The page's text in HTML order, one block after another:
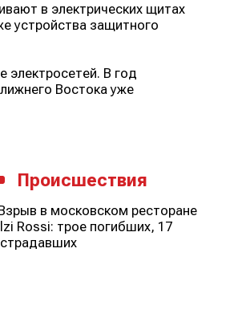
в электрических щитах
устройства защитного
электросетей. В год
Востока уже
Происшествия